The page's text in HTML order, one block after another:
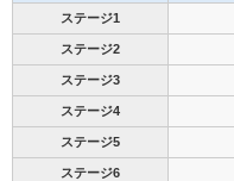
ステージ1
ステージ2
ステージ3
ステージ4
ステージ5
ステージ6